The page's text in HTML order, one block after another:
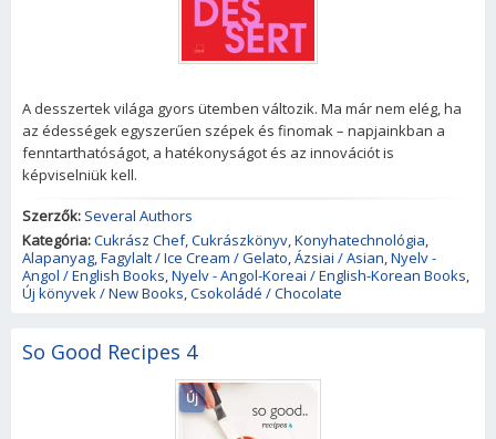
A desszertek világa gyors ütemben változik. Ma már nem elég, ha
az édességek egyszerűen szépek és finomak – napjainkban a
fenntarthatóságot, a hatékonyságot és az innovációt is
képviselniük kell.
Szerzők: Several Authors
Kategória:Cukrász Chef,Cukrászkönyv,Konyhatechnológia,
Alapanyag,Fagylalt / Ice Cream / Gelato,Ázsiai / Asian,Nyelv -
Angol / English Books,Nyelv - Angol-Koreai / English-Korean Books,
Új könyvek / New Books,Csokoládé / Chocolate
So Good Recipes 4
Új